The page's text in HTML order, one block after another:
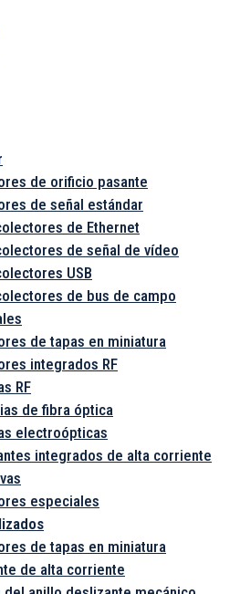
de orificio pasante
de señal estándar
de Ethernet
de señal de vídeo
USB
de bus de campo
de tapas en miniatura
integrados RF
RF
de fibra óptica
electroópticas
integrados de alta corriente
especiales
de tapas en miniatura
de alta corriente